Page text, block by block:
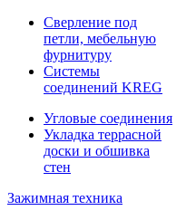
Сверление под
петли, мебельную
фурнитуру
Системы
соединений KREG
Угловые соединения
Укладка террасной
доски и обшивка
стен
Зажимная техника